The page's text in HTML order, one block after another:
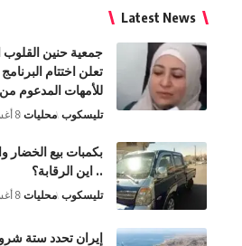
Latest News
جمعية حنين القلوب
تعلن اختتام البرنامج
للأمهات المدعوم من
تليسكوب محليات 8 أغسطس، 2026
بكمبات بيع الخضار
.. اين الرقابة؟
تليسكوب محليات 8 أغسطس، 2026
إيران تحدد ستة شروط